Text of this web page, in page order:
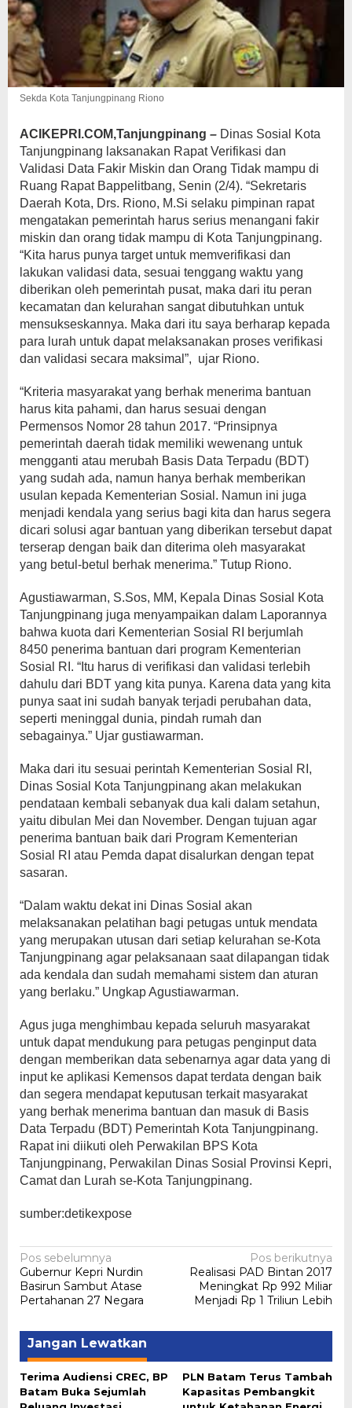
Sekda Kota Tanjungpinang Riono
ACIKEPRI.COM,Tanjungpinang – Dinas Sosial Kota
Tanjungpinang laksanakan Rapat Verifikasi dan
Validasi Data Fakir Miskin dan Orang Tidak mampu di
Ruang Rapat Bappelitbang, Senin (2/4). “Sekretaris
Daerah Kota, Drs. Riono, M.Si selaku pimpinan rapat
mengatakan pemerintah harus serius menangani fakir
miskin dan orang tidak mampu di Kota Tanjungpinang.
“Kita harus punya target untuk memverifikasi dan
lakukan validasi data, sesuai tenggang waktu yang
diberikan oleh pemerintah pusat, maka dari itu peran
kecamatan dan kelurahan sangat dibutuhkan untuk
mensukseskannya. Maka dari itu saya berharap kepada
para lurah untuk dapat melaksanakan proses verifikasi
dan validasi secara maksimal”, ujar Riono.
“Kriteria masyarakat yang berhak menerima bantuan
harus kita pahami, dan harus sesuai dengan
Permensos Nomor 28 tahun 2017. “Prinsipnya
pemerintah daerah tidak memiliki wewenang untuk
mengganti atau merubah Basis Data Terpadu (BDT)
yang sudah ada, namun hanya berhak memberikan
usulan kepada Kementerian Sosial. Namun ini juga
menjadi kendala yang serius bagi kita dan harus segera
dicari solusi agar bantuan yang diberikan tersebut dapat
terserap dengan baik dan diterima oleh masyarakat
yang betul-betul berhak menerima.” Tutup Riono.
Agustiawarman, S.Sos, MM, Kepala Dinas Sosial Kota
Tanjungpinang juga menyampaikan dalam Laporannya
bahwa kuota dari Kementerian Sosial RI berjumlah
8450 penerima bantuan dari program Kementerian
Sosial RI. “Itu harus di verifikasi dan validasi terlebih
dahulu dari BDT yang kita punya. Karena data yang kita
punya saat ini sudah banyak terjadi perubahan data,
seperti meninggal dunia, pindah rumah dan
sebagainya.” Ujar gustiawarman.
Maka dari itu sesuai perintah Kementerian Sosial RI,
Dinas Sosial Kota Tanjungpinang akan melakukan
pendataan kembali sebanyak dua kali dalam setahun,
yaitu dibulan Mei dan November. Dengan tujuan agar
penerima bantuan baik dari Program Kementerian
Sosial RI atau Pemda dapat disalurkan dengan tepat
sasaran.
“Dalam waktu dekat ini Dinas Sosial akan
melaksanakan pelatihan bagi petugas untuk mendata
yang merupakan utusan dari setiap kelurahan se-Kota
Tanjungpinang agar pelaksanaan saat dilapangan tidak
ada kendala dan sudah memahami sistem dan aturan
yang berlaku.” Ungkap Agustiawarman.
Agus juga menghimbau kepada seluruh masyarakat
untuk dapat mendukung para petugas penginput data
dengan memberikan data sebenarnya agar data yang di
input ke aplikasi Kemensos dapat terdata dengan baik
dan segera mendapat keputusan terkait masyarakat
yang berhak menerima bantuan dan masuk di Basis
Data Terpadu (BDT) Pemerintah Kota Tanjungpinang.
Rapat ini diikuti oleh Perwakilan BPS Kota
Tanjungpinang, Perwakilan Dinas Sosial Provinsi Kepri,
Camat dan Lurah se-Kota Tanjungpinang.
sumber:detikexpose
Navigasi
pos
Pos sebelumnya
Gubernur Kepri Nurdin
Basirun Sambut Atase
Pertahanan 27 Negara
Pos berikutnya
Realisasi PAD Bintan 2017
Meningkat Rp 992 Miliar
Menjadi Rp 1 Triliun Lebih
Jangan Lewatkan
Terima Audiensi CREC, BP
Batam Buka Sejumlah
PLN Batam Terus Tambah
Kapasitas Pembangkit